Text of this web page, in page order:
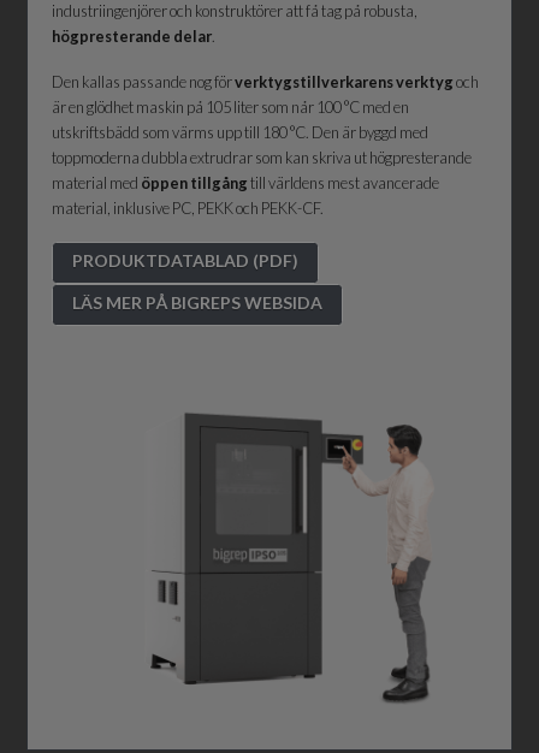
industriingenjörer och konstruktörer att få tag på robusta,
högpresterande delar.
Den kallas passande nog förverktygstillverkarens verktygoch
är en glödhet maskin på 105 liter som når 100 °C med en
utskriftsbädd som värms upp till 180 °C. Den är byggd med
toppmoderna dubbla extrudrar som kan skriva ut högpresterande
material med öppen tillgångtill världens mest avancerade
material, inklusive PC, PEKK och PEKK-CF.
PRODUKTDATABLAD (PDF)
LÄS MER PÅ BIGREPS WEBSIDA